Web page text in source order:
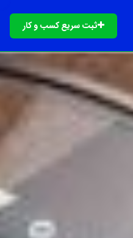
ثبت سریع کسب و کار